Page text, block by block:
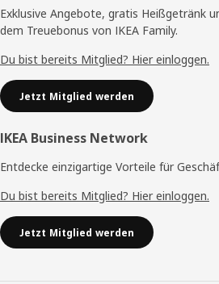
Exklusive Angebote, gratis Heißgetränk
dem Treuebonus von IKEA Family.
Du bist bereits Mitglied? Hier einloggen.
Jetzt Mitglied werden
IKEA Business Network
Entdecke einzigartige Vorteile für
Du bist bereits Mitglied? Hier einloggen.
Jetzt Mitglied werden